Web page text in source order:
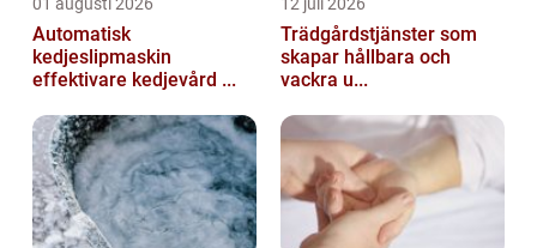
Automatisk
kedjeslipmaskin
effektivare kedjevård ...
Trädgårdstjänster som
skapar hållbara och
vackra u...